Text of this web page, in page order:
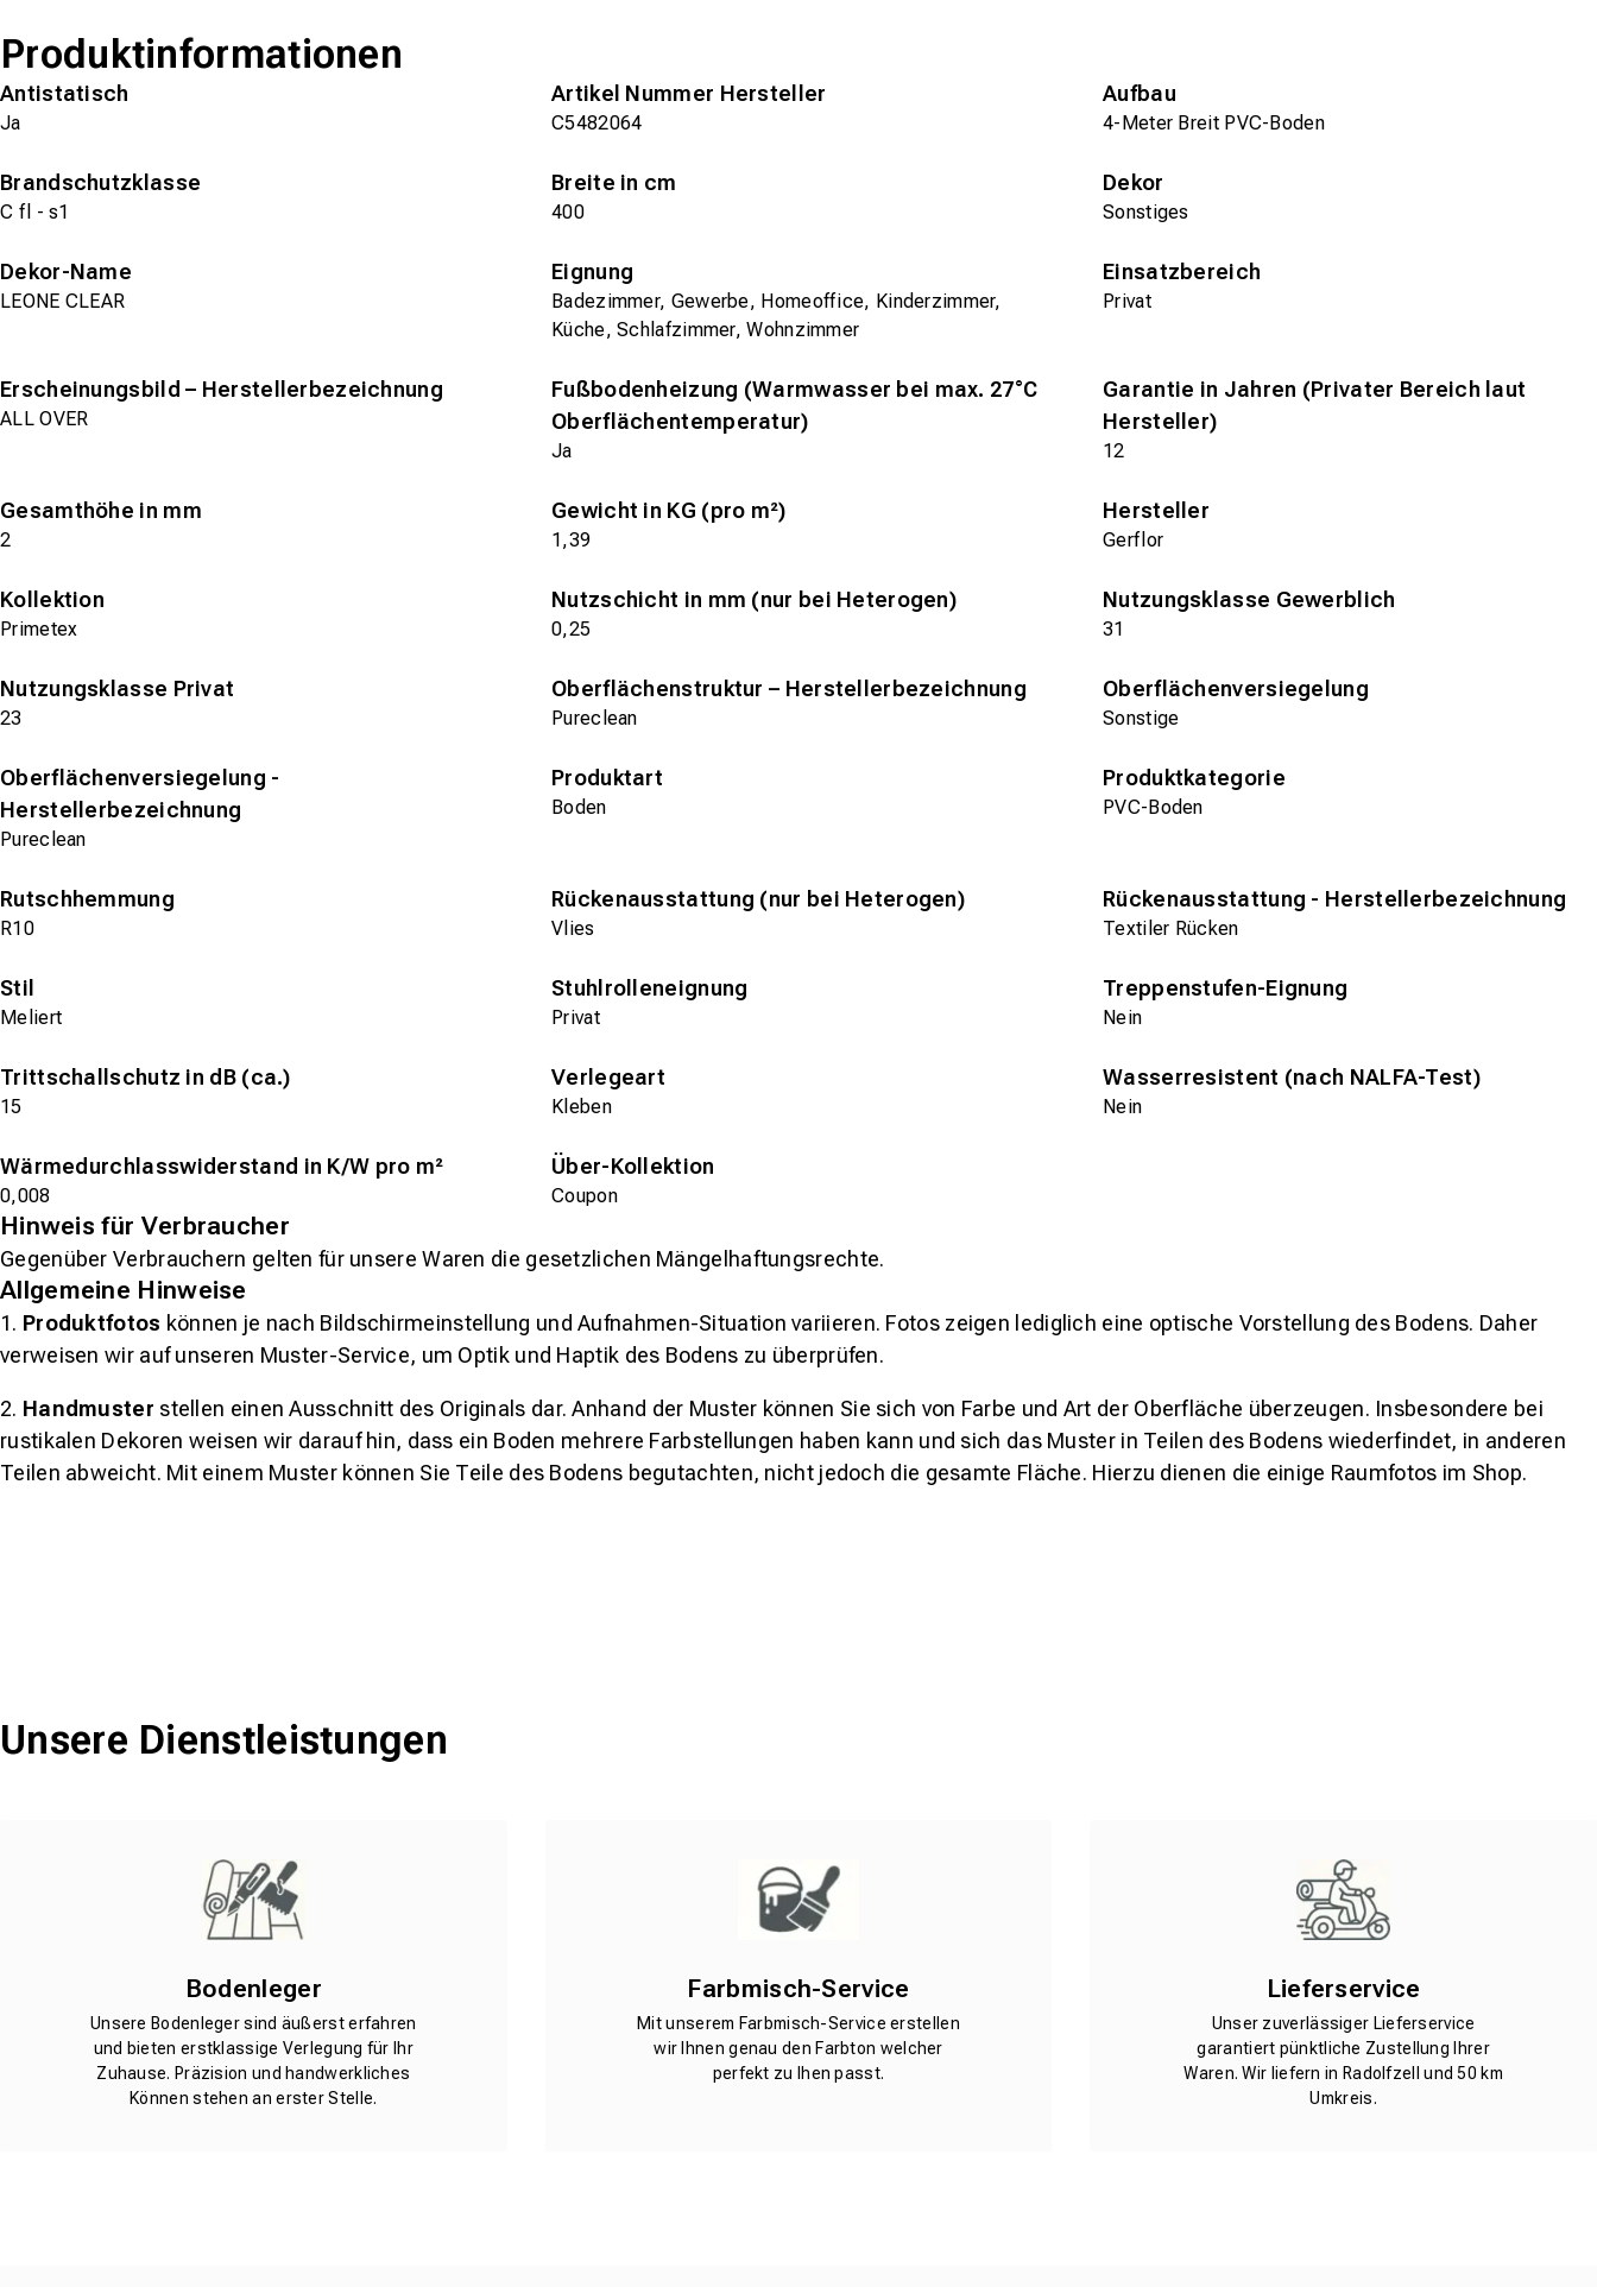
Produktinformationen
Antistatisch
Ja
Artikel Nummer Hersteller
C5482064
Aufbau
4-Meter Breit PVC-Boden
Brandschutzklasse
C fl - s1
Breite in cm
400
Dekor
Sonstiges
Dekor-Name
LEONE CLEAR
Eignung
Badezimmer, Gewerbe, Homeoffice, Kinderzimmer,
Küche, Schlafzimmer, Wohnzimmer
Einsatzbereich
Privat
Erscheinungsbild – Herstellerbezeichnung
ALL OVER
Fußbodenheizung (Warmwasser bei max. 27°C
Oberflächentemperatur)
Ja
Garantie in Jahren (Privater Bereich laut
Hersteller)
12
Gesamthöhe in mm
2
Gewicht in KG (pro m²)
1,39
Hersteller
Gerflor
Kollektion
Primetex
Nutzschicht in mm (nur bei Heterogen)
0,25
Nutzungsklasse Gewerblich
31
Nutzungsklasse Privat
23
Oberflächenstruktur – Herstellerbezeichnung
Pureclean
Oberflächenversiegelung
Sonstige
Oberflächenversiegelung -
Herstellerbezeichnung
Pureclean
Produktart
Boden
Produktkategorie
PVC-Boden
Rutschhemmung
R10
Rückenausstattung (nur bei Heterogen)
Vlies
Rückenausstattung - Herstellerbezeichnung
Textiler Rücken
Stil
Meliert
Stuhlrolleneignung
Privat
Treppenstufen-Eignung
Nein
Trittschallschutz in dB (ca.)
15
Verlegeart
Kleben
Wasserresistent (nach NALFA-Test)
Nein
Wärmedurchlasswiderstand in K/W pro m²
0,008
Über-Kollektion
Coupon
Hinweis für Verbraucher
Gegenüber Verbrauchern gelten für unsere Waren die gesetzlichen Mängelhaftungsrechte.
Allgemeine Hinweise
1. Produktfotos können je nach Bildschirmeinstellung und Aufnahmen-Situation variieren. Fotos zeigen lediglich eine optische Vorstellung des Bodens. Daher
verweisen wir auf unseren Muster-Service, um Optik und Haptik des Bodens zu überprüfen.
2. Handmuster stellen einen Ausschnitt des Originals dar. Anhand der Muster können Sie sich von Farbe und Art der Oberfläche überzeugen. Insbesondere bei
rustikalen Dekoren weisen wir darauf hin, dass ein Boden mehrere Farbstellungen haben kann und sich das Muster in Teilen des Bodens wiederfindet, in anderen
Teilen abweicht. Mit einem Muster können Sie Teile des Bodens begutachten, nicht jedoch die gesamte Fläche. Hierzu dienen die einige Raumfotos im Shop.
Unsere Dienstleistungen
Bodenleger
Unsere Bodenleger sind äußerst erfahren
und bieten erstklassige Verlegung für Ihr
Zuhause. Präzision und handwerkliches
Können stehen an erster Stelle.
Farbmisch-Service
Mit unserem Farbmisch-Service erstellen
wir Ihnen genau den Farbton welcher
perfekt zu Ihen passt.
Lieferservice
Unser zuverlässiger Lieferservice
garantiert pünktliche Zustellung Ihrer
Waren. Wir liefern in Radolfzell und 50 km
Umkreis.